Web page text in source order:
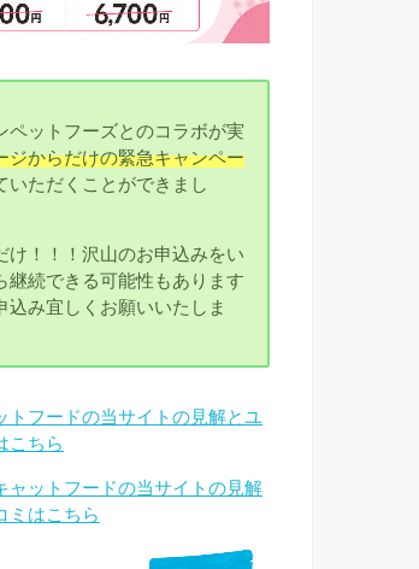
ペットフーズとのコラボが実
ジからだけの緊急キャンペー
いただくことができまし
け！！！沢山のお申込みをい
継続できる可能性もあります
込み宜しくお願いいたしま
トフードの当サイトの見解とユ
こちら
ャットフードの当サイトの見解
ミはこちら